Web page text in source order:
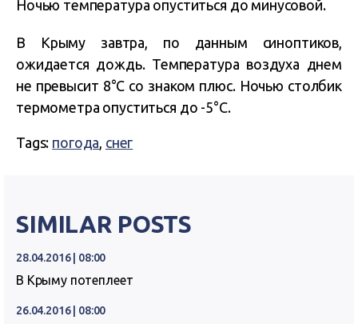
Ночью температура опуститься до минусовой.
В Крыму завтра, по данным синоптиков,
ожидается дождь. Температура воздуха днем
не превысит 8°С со знаком плюс. Ночью столбик
термометра опуститься до -5°С.
Tags: погода снег
SIMILAR POSTS
28.04.2016 | 08:00
В Крыму потеплеет
26.04.2016 | 08:00